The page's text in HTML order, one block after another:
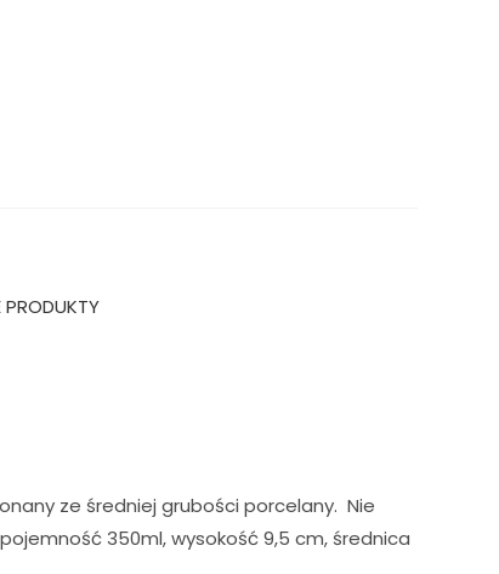
PRODUKTY
ze średniej grubości porcelany. Nie
350ml, wysokość 9,5 cm, średnica